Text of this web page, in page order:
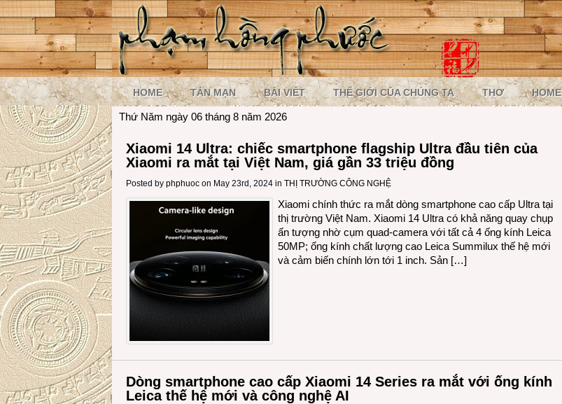
HOME TẢN MẠN BÀI VIẾT THẾ GIỚI CỦA CHÚNG TA THƠ HOME
Thứ Năm ngày 06 tháng 8 năm 2026
Xiaomi 14 Ultra: chiếc smartphone flagship Ultra đầu tiên của
Xiaomi ra mắt tại Việt Nam, giá gần 33 triệu đồng
Posted by phphuoc on May 23rd, 2024 in THỊ TRƯỜNG CÔNG NGHỆ
Xiaomi chính thức ra mắt dòng smartphone cao cấp Ultra tại
thị trường Việt Nam. Xiaomi 14 Ultra có khả năng quay chụp
ấn tượng nhờ cụm quad-camera với tất cả 4 ống kính Leica
50MP; ống kính chất lượng cao Leica Summilux thế hệ mới
và cảm biến chính lớn tới 1 inch. Sản […]
Dòng smartphone cao cấp Xiaomi 14 Series ra mắt với ống kính
Leica thế hệ mới và công nghệ AI